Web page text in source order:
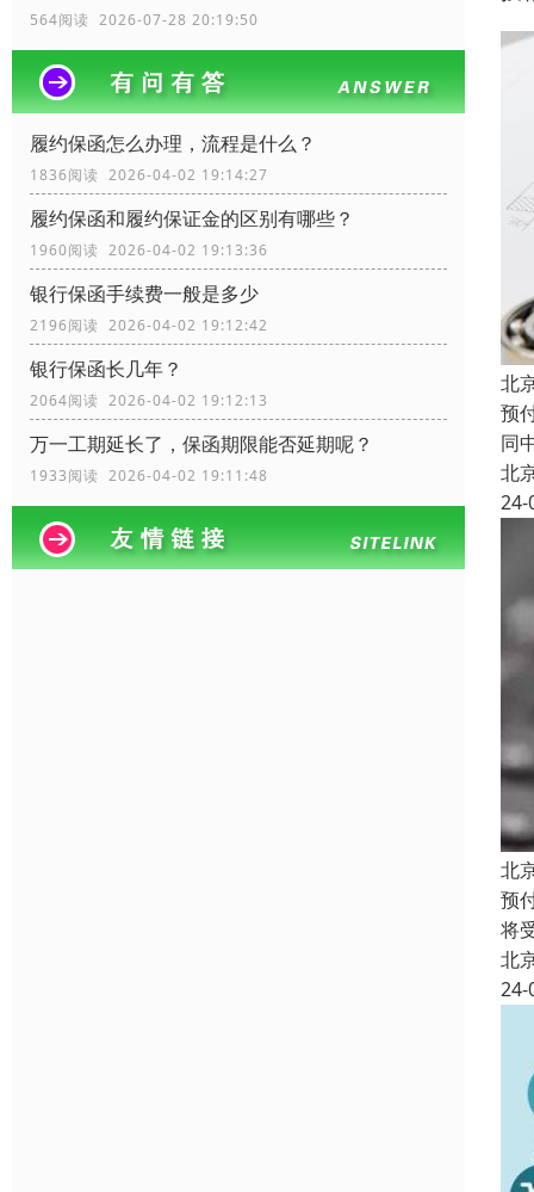
564阅读 2026-07-28 20:19:50
履约保函怎么办理，流程是什么？
1836阅读 2026-04-02 19:14:27
履约保函和履约保证金的区别有哪些？
1960阅读 2026-04-02 19:13:36
银行保函手续费一般是多少
2196阅读 2026-04-02 19:12:42
银行保函长几年？
2064阅读 2026-04-02 19:12:13
万一工期延长了，保函期限能否延期呢？
1933阅读 2026-04-02 19:11:48
北
预
同
北
24-
北
预
将
北
24-